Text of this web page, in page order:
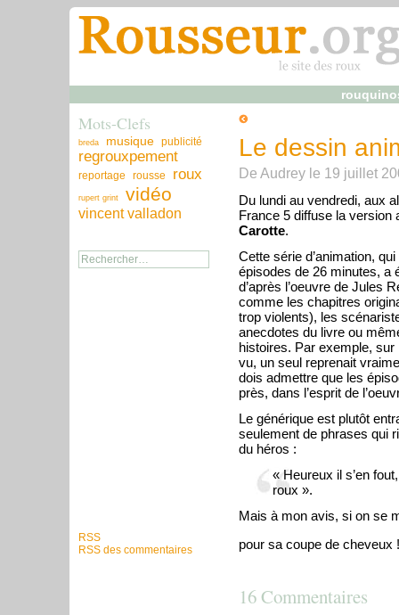
Mots-Clefs
breda musique publicité
regrouxpement
reportage rousse roux
rupert grint vidéo
vincent valladon
RSS
RSS des commentaires
Le dessin
De Audreyle 19 juillet
Du lundi au vendredi, aux
France 5 diffuse la version
Carotte.
Cette série d’animation,
épisodes de 26 minutes, a
d’après l’oeuvre de Jules
comme les chapitres
trop violents), les
anecdotes du livre ou
histoires. Par exemple, sur
vu, un seul reprenait
dois admettre que les
près, dans l’esprit de
Le générique est plutôt
seulement de phrases qui
du héros :
« Heureux il s’en
roux ».
Mais à mon avis, si on se
pour sa coupe de cheveux
16 Commentaires